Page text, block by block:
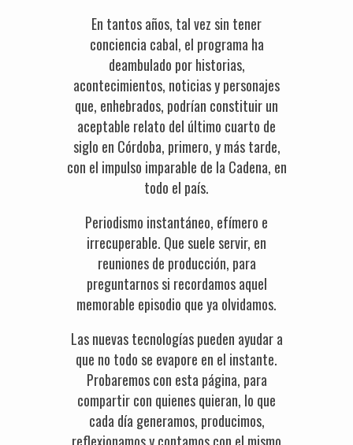
En tantos años, tal vez sin tener
conciencia cabal, el programa ha
deambulado por historias,
acontecimientos, noticias y personajes
que, enhebrados, podrían constituir un
aceptable relato del último cuarto de
siglo en Córdoba, primero, y más tarde,
con el impulso imparable de la Cadena, en
todo el país.
Periodismo instantáneo, efímero e
irrecuperable. Que suele servir, en
reuniones de producción, para
preguntarnos si recordamos aquel
memorable episodio que ya olvidamos.
Las nuevas tecnologías pueden ayudar a
que no todo se evapore en el instante.
Probaremos con esta página, para
compartir con quienes quieran, lo que
cada día generamos, producimos,